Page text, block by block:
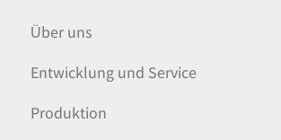
Über uns
Entwicklung und Service
Produktion